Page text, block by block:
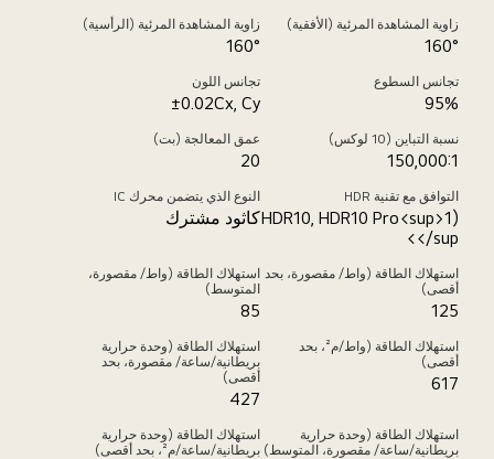
زاوية المشاهدة المرئية (الأفقية)
160°
زاوية المشاهدة المرئية (الرأسية)
160°
تجانس السطوع
95%
تجانس اللون
±0.02Cx, Cy
نسبة التباين (10 لوكس)
150,000:1
عمق المعالجة (بت)
20
التوافق مع تقنية HDR
HDR10, HDR10 Pro<sup>1)
</sup>
النوع الذي يتضمن محرك IC
كاثود مشترك
استهلاك الطاقة (واط/ مقصورة، بحد
أقصى)
125
استهلاك الطاقة (واط/ مقصورة،
المتوسط)
85
استهلاك الطاقة (واط/م²، بحد
أقصى)
617
استهلاك الطاقة (وحدة حرارية
بريطانية/ساعة/ مقصورة، بحد
أقصى)
427
استهلاك الطاقة (وحدة حرارية
بريطانية/ساعة/ مقصورة، المتوسط)
استهلاك الطاقة (وحدة حرارية
بريطانية/ساعة/م²، بحد أقصى)